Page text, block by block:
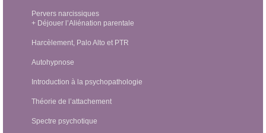
Pervers narcissiques
+ Déjouer l’Aliénation parentale
Harcèlement, Palo Alto et PTR
Autohypnose
Introduction à la psychopathologie
Théorie de l’attachement
Spectre psychotique